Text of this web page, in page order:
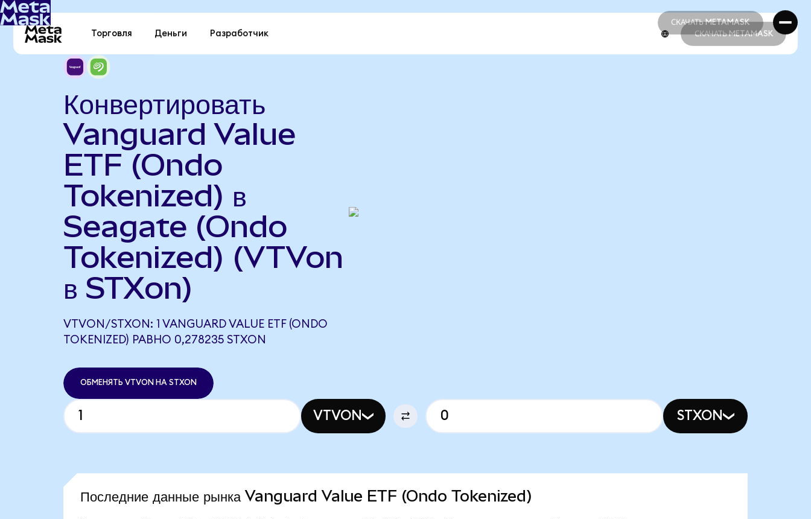
СКАЧАТЬ METAMASK
СКАЧАТЬ METAMASK
Торговля Деньги Разработчик СКАЧАТЬ METAMASK
Конвертировать
Vanguard Value
ETF (Ondo
Tokenized) в
Seagate (Ondo
Tokenized) (VTVon
в STXon)
VTVON/STXON: 1 VANGUARD VALUE ETF (ONDO
TOKENIZED) РАВНО 0,278235 STXON
ОБМЕНЯТЬ VTVON НА STXON
VTVON STXON
Последние данные рынка Vanguard Value ETF (Ondo Tokenized)